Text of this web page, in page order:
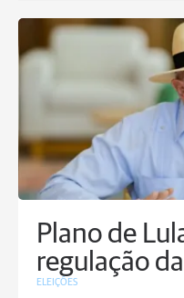
Plano de
regulação
ELEIÇÕES